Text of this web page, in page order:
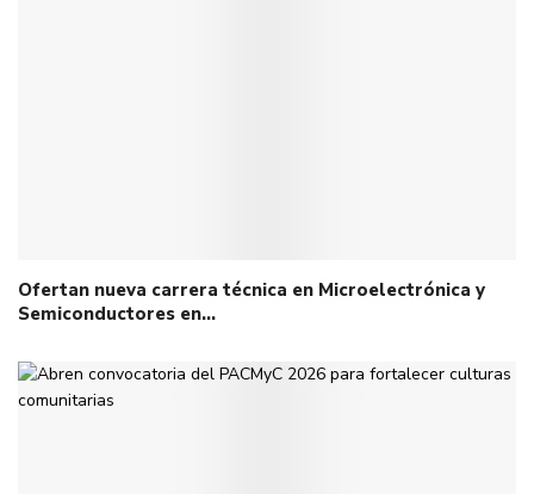
Ofertan nueva carrera técnica en Microelectrónica y
Semiconductores en…